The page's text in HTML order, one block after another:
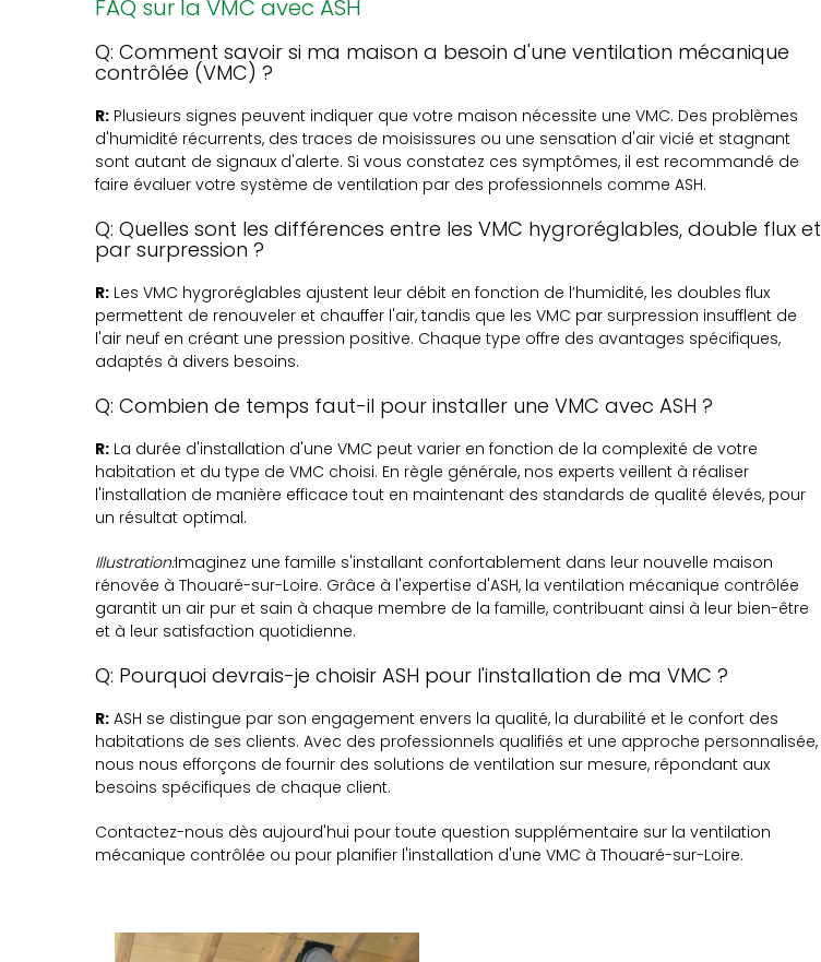
FAQ sur la VMC avec ASH
Q: Comment savoir si ma maison a besoin d'une ventilation mécanique
contrôlée (VMC) ?
R: Plusieurs signes peuvent indiquer que votre maison nécessite une VMC. Des problèmes
d'humidité récurrents, des traces de moisissures ou une sensation d'air vicié et stagnant
sont autant de signaux d'alerte. Si vous constatez ces symptômes, il est recommandé de
faire évaluer votre système de ventilation par des professionnels comme ASH.
Q: Quelles sont les différences entre les VMC hygroréglables, double flux et
par surpression ?
R: Les VMC hygroréglables ajustent leur débit en fonction de l’humidité, les doubles flux
permettent de renouveler et chauffer l'air, tandis que les VMC par surpression insufflent de
l'air neuf en créant une pression positive. Chaque type offre des avantages spécifiques,
adaptés à divers besoins.
Q: Combien de temps faut-il pour installer une VMC avec ASH ?
R: La durée d'installation d'une VMC peut varier en fonction de la complexité de votre
habitation et du type de VMC choisi. En règle générale, nos experts veillent à réaliser
l'installation de manière efficace tout en maintenant des standards de qualité élevés, pour
un résultat optimal.
Illustration:Imaginez une famille s'installant confortablement dans leur nouvelle maison
rénovée à Thouaré-sur-Loire. Grâce à l'expertise d'ASH, la ventilation mécanique contrôlée
garantit un air pur et sain à chaque membre de la famille, contribuant ainsi à leur bien-être
et à leur satisfaction quotidienne.
Q: Pourquoi devrais-je choisir ASH pour l'installation de ma VMC ?
R: ASH se distingue par son engagement envers la qualité, la durabilité et le confort des
habitations de ses clients. Avec des professionnels qualifiés et une approche personnalisée,
nous nous efforçons de fournir des solutions de ventilation sur mesure, répondant aux
besoins spécifiques de chaque client.
Contactez-nous dès aujourd'hui pour toute question supplémentaire sur la ventilation
mécanique contrôlée ou pour planifier l'installation d'une VMC à Thouaré-sur-Loire.